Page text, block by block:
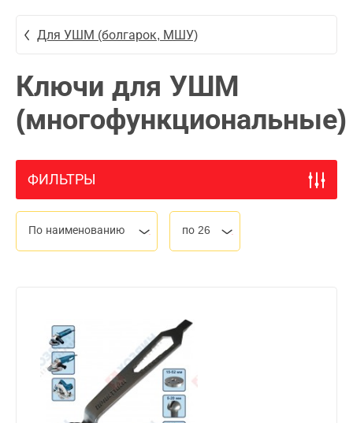
Для УШМ (болгарок, МШУ)
Ключи для УШМ
(многофункциональные)
ФИЛЬТРЫ
По наименованию по 26